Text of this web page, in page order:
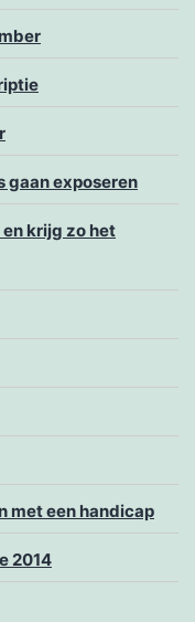
gaan exposeren
krijg zo het
met een handicap
2014